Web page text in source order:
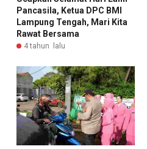
Pancasila, Ketua DPC BMI
Lampung Tengah, Mari Kita
Rawat Bersama
4 tahun lalu